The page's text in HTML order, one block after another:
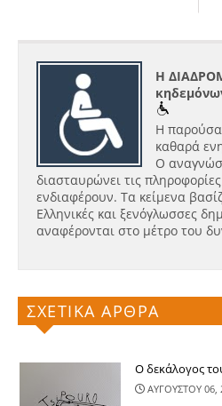
Η
Η παρούσα
καθαρά
Ο
διασταυρώνει τις
ενδιαφέρουν. Τα κείμενα
Ελληνικές και ξενόγλωσσες
αναφέρονται στο μέτρο του
ΣΧΕΤΙΚΑ ΑΡΘΡΑ
Ο δεκάλογος
ΑΥΓΟΥΣΤΟΥ 06,